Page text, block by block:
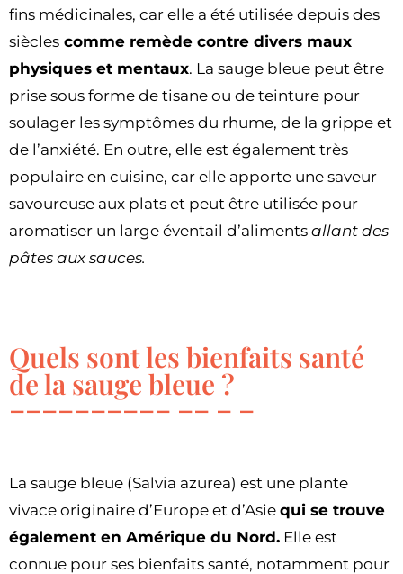
fins médicinales, car elle a été utilisée depuis des
siècles comme remède contre divers maux
physiques et mentaux. La sauge bleue peut être
prise sous forme de tisane ou de teinture pour
soulager les symptômes du rhume, de la grippe et
de l’anxiété. En outre, elle est également très
populaire en cuisine, car elle apporte une saveur
savoureuse aux plats et peut être utilisée pour
aromatiser un large éventail d’aliments allant des
pâtes aux sauces.
Quels sont les bienfaits santé
de la sauge bleue ?
La sauge bleue (Salvia azurea) est une plante
vivace originaire d’Europe et d’Asie qui se trouve
également en Amérique du Nord. Elle est
connue pour ses bienfaits santé, notamment pour